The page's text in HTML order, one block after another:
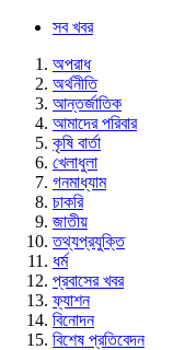
সব খবর
অপরাধ
অর্থনীতি
আন্তর্জাতিক
আমাদের পরিবার
কৃষি বার্তা
খেলাধুলা
গনমাধ্যাম
চাকরি
জাতীয়
তথ্যপ্রযুক্তি
ধর্ম
প্রবাসের খবর
ফ্যাশন
বিনোদন
বিশেষ প্রতিবেদন